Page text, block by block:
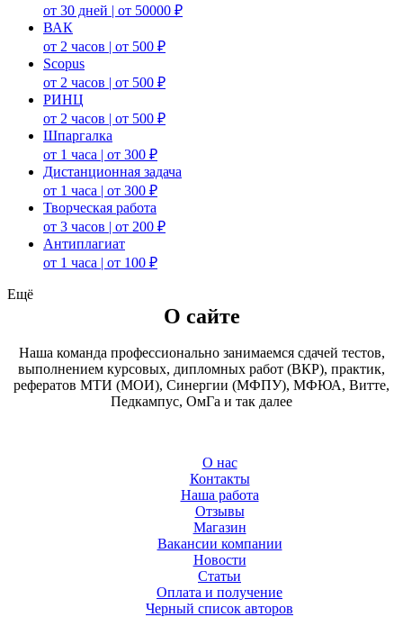
от 30 дней | от 50000 ₽
ВАК
от 2 часов | от 500 ₽
Scopus
от 2 часов | от 500 ₽
РИНЦ
от 2 часов | от 500 ₽
Шпаргалка
от 1 часа | от 300 ₽
Дистанционная задача
от 1 часа | от 300 ₽
Творческая работа
от 3 часов | от 200 ₽
Антиплагиат
от 1 часа | от 100 ₽
Ещё
О сайте
Наша команда профессионально занимаемся сдачей тестов,
выполнением курсовых, дипломных работ (ВКР), практик,
рефератов МТИ (МОИ), Синергии (МФПУ), МФЮА, Витте,
Педкампус, ОмГа и так далее
О нас
Контакты
Наша работа
Отзывы
Магазин
Вакансии компании
Новости
Статьи
Оплата и получение
Черный список авторов